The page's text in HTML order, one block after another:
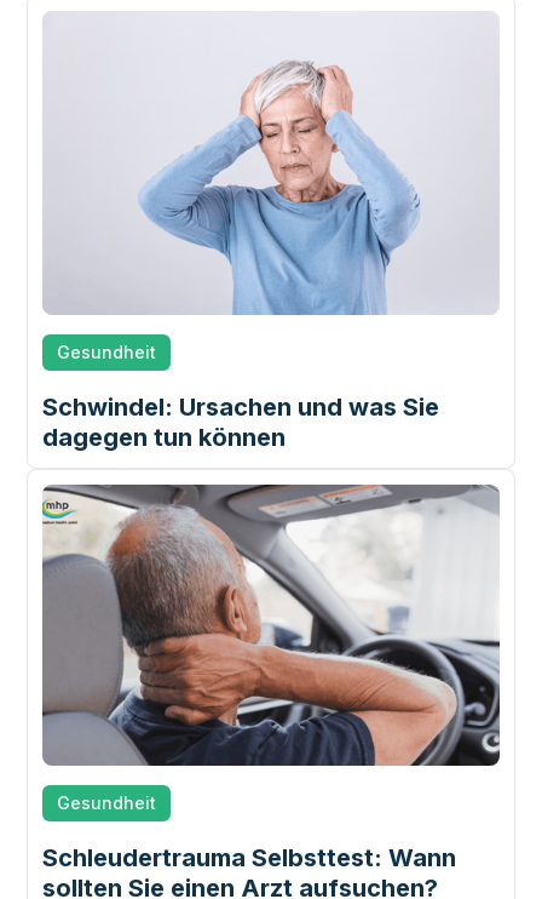
Gesundheit
Schwindel: Ursachen und was Sie
dagegen tun können
Gesundheit
Schleudertrauma Selbsttest: Wann
sollten Sie einen Arzt aufsuchen?